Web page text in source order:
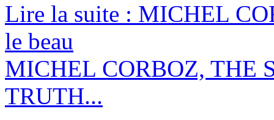
Lire la suite : MICHEL
le beau
MICHEL CORBOZ, THE
TRUTH...